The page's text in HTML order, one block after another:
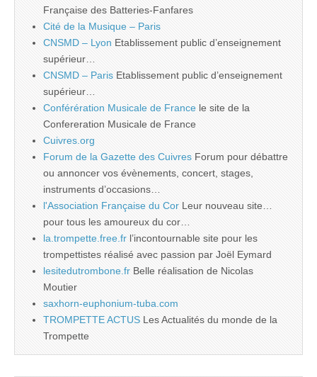
Française des Batteries-Fanfares
Cité de la Musique – Paris
CNSMD – Lyon Etablissement public d’enseignement
supérieur…
CNSMD – Paris Etablissement public d’enseignement
supérieur…
Conférération Musicale de France le site de la
Confereration Musicale de France
Cuivres.org
Forum de la Gazette des Cuivres Forum pour débattre
ou annoncer vos évènements, concert, stages,
instruments d’occasions…
l'Association Française du Cor Leur nouveau site…
pour tous les amoureux du cor…
la.trompette.free.fr l’incontournable site pour les
trompettistes réalisé avec passion par Joël Eymard
lesitedutrombone.fr Belle réalisation de Nicolas
Moutier
saxhorn-euphonium-tuba.com
TROMPETTE ACTUS Les Actualités du monde de la
Trompette